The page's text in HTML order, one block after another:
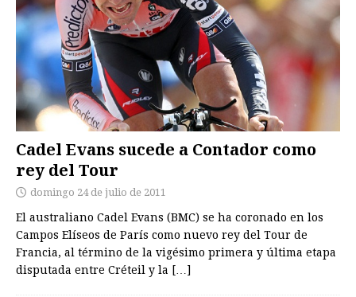
Cadel Evans sucede a Contador como
rey del Tour
domingo 24 de julio de 2011
El australiano Cadel Evans (BMC) se ha coronado en los
Campos Elíseos de París como nuevo rey del Tour de
Francia, al término de la vigésimo primera y última etapa
disputada entre Créteil y la […]